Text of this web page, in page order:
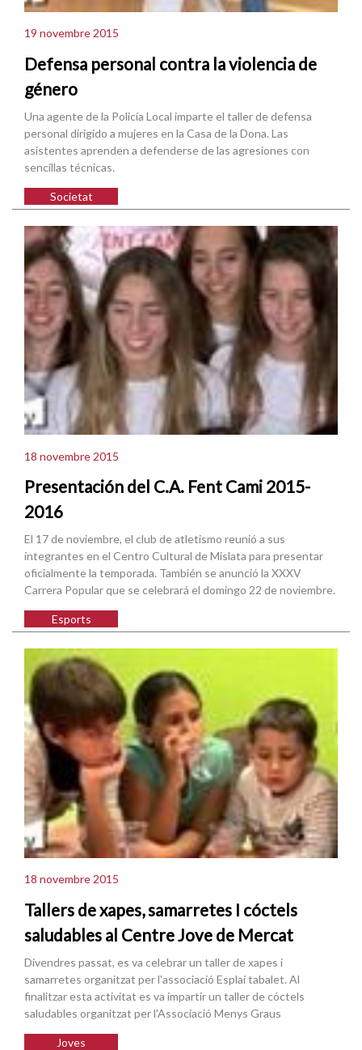
19 novembre 2015
Defensa personal contra la violencia de
género
Una agente de la Policía Local imparte el taller de defensa
personal dirigido a mujeres en la Casa de la Dona. Las
asistentes aprenden a defenderse de las agresiones con
sencillas técnicas.
Societat
18 novembre 2015
Presentación del C.A. Fent Cami 2015-
2016
El 17 de noviembre, el club de atletismo reunió a sus
integrantes en el Centro Cultural de Mislata para presentar
oficialmente la temporada. También se anunció la XXXV
Carrera Popular que se celebrará el domingo 22 de noviembre.
Esports
18 novembre 2015
Tallers de xapes, samarretes I cóctels
saludables al Centre Jove de Mercat
Divendres passat, es va celebrar un taller de xapes i
samarretes organitzat per l'associació Esplai tabalet. Al
finalitzar esta activitat es va impartir un taller de cóctels
saludables organitzat per l'Associació Menys Graus
Joves